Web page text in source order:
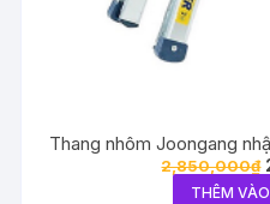
Thang nhôm Joongang
2,850,000₫
THÊM